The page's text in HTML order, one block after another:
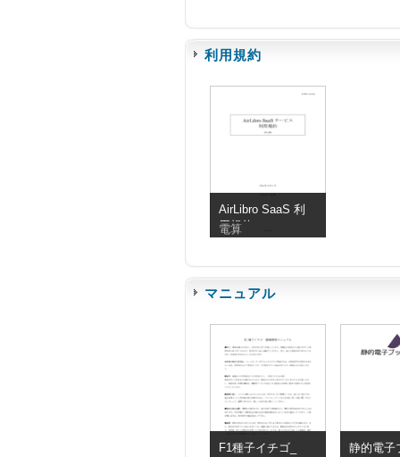
利用規約
AirLibro SaaS 利
用規約
電算
マニュアル
F1種子イチゴ_
静的電子